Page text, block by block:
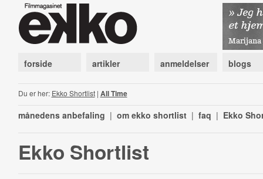
forside artikler anmeldelser blogs
Du er her: Ekko Shortlist| All Time
månedens anbefaling | om ekko shortlist | faq | Ekko
Ekko Shortlist